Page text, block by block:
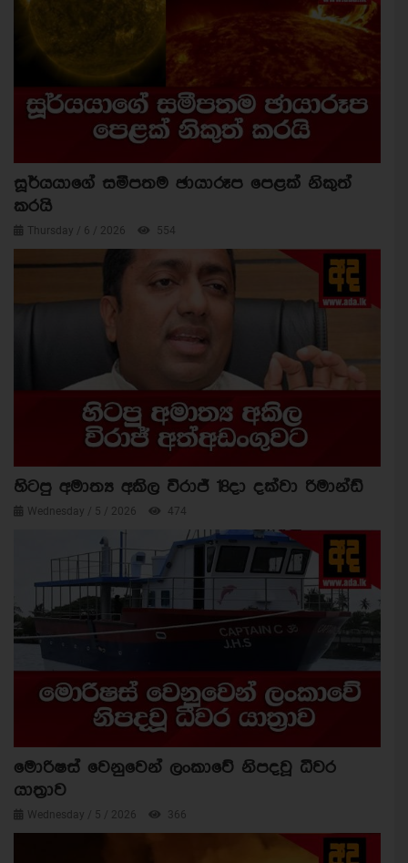
සූර්යයාගේ සමීපතම ඡායාරූප පෙළක් නිකුත්
කරයි
Thursday / 6 / 2026 554
හිටපු අමාත්‍ය අකිල විරාජ් 18දා දක්වා රිමාන්ඩ්
Wednesday / 5 / 2026 474
මොරිෂස් වෙනුවෙන් ලංකාවේ නිපදවූ ධීවර
යාත්‍රාව
Wednesday / 5 / 2026 366